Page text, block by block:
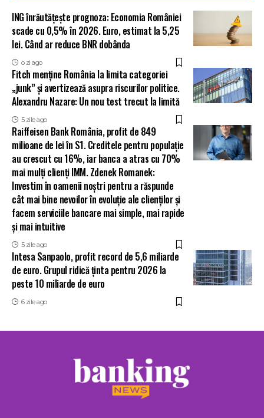
ING înrăutățește prognoza: Economia României
scade cu 0,5% în 2026. Euro, estimat la 5,25
lei. Când ar reduce BNR dobânda
o zi ago
Fitch menține România la limita categoriei
„junk” și avertizează asupra riscurilor politice.
Alexandru Nazare: Un nou test trecut la limită
5 zile ago
Raiffeisen Bank România, profit de 849
milioane de lei în S1. Creditele pentru populație
au crescut cu 16%, iar banca a atras cu 70%
mai mulți clienți IMM. Zdenek Romanek:
Investim în oamenii noștri pentru a răspunde
cât mai bine nevoilor în evoluție ale clienților și
facem serviciile bancare mai simple, mai rapide
și mai intuitive
5 zile ago
Intesa Sanpaolo, profit record de 5,6 miliarde
de euro. Grupul ridică ținta pentru 2026 la
peste 10 miliarde de euro
6 zile ago